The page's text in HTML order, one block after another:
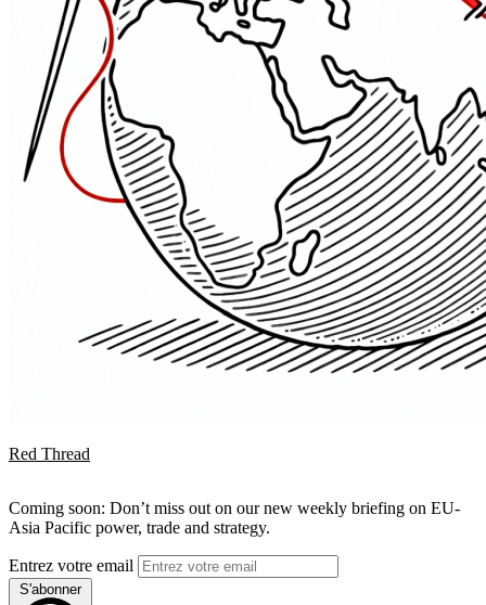
Red Thread
Coming soon: Don’t miss out on our new weekly briefing on EU-
Asia Pacific power, trade and strategy.
Entrez votre email
S'abonner